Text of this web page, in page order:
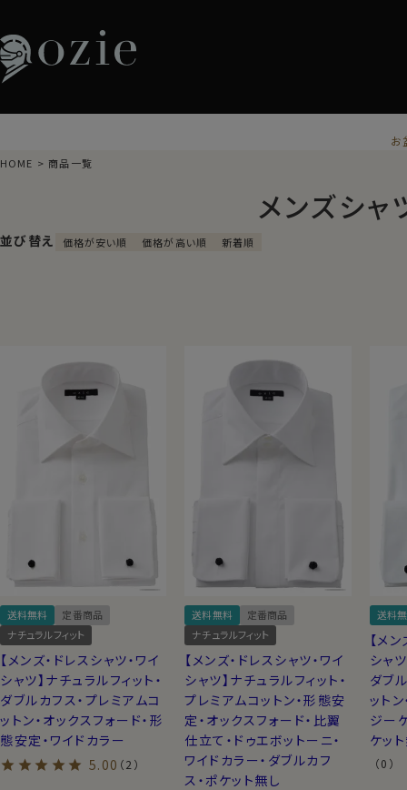
お
HOME 商品一覧
メンズシ
並び替え 価格が安い順 価格が高い順 新着順
送料無料
定番商品
ナチュラルフィット
【メンズ・ドレスシャツ・ワイ
シャツ】ナチュラルフィット・
ダブルカフス・プレミアムコ
ットン・オックスフォード・形
態安定・ワイドカラー
5.00 （2）
送料無料
定番商品
ナチュラルフィット
【メンズ・ドレスシャツ・ワイ
シャツ】ナチュラルフィット・
プレミアムコットン・形態安
定・オックスフォード・比翼
仕立て・ドゥエボットーニ・
ワイドカラー・ダブルカフ
ス・ポケット無し
送料
【メ
シャ
ダブ
ット
ジー
ケッ
（0）